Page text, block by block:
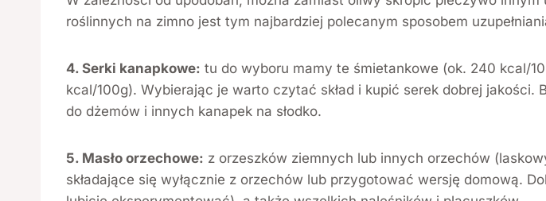
roślinnych na zimno jest tym najbardziej polecanym sposobem
4. Serki kanapkowe: tu do wyboru mamy te śmietankowe (ok. 240 kcal/
kcal/100g). Wybierając je warto czytać skład i kupić serek dobrej
do dżemów i innych kanapek na słodko.
5. Masło orzechowe: z orzeszków ziemnych lub innych orzechów
składające się wyłącznie z orzechów lub przygotować wersję domową.